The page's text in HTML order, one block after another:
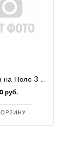
Пуговицы на Поло 3 шт
0 руб.